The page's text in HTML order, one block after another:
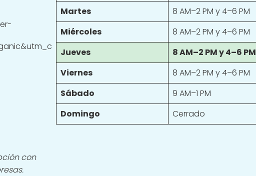
con
Martes
8 AM–2 PM y 4–6 PM
Miércoles
8 AM–2 PM y 4–6 PM
Jueves
8 AM–2 PM y 4–6 PM
Viernes
8 AM–2 PM y 4–6 PM
Sábado
9 AM–1 PM
Domingo
Cerrado